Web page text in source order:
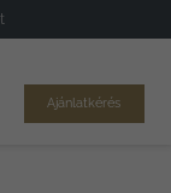
Ajánlatkérés